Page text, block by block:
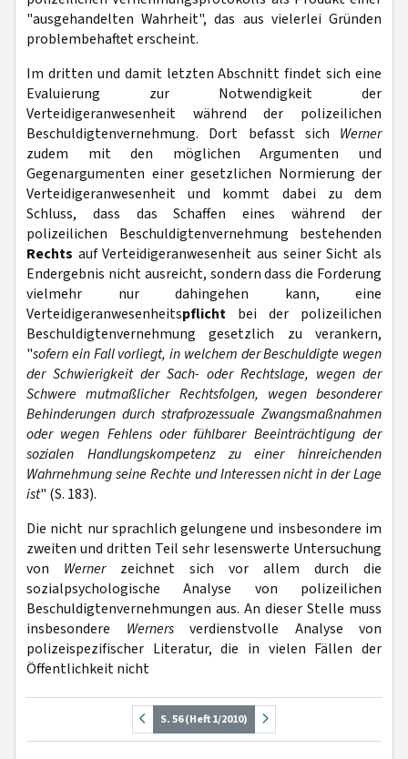
"ausgehandelten Wahrheit", das aus vielerlei Gründen
problembehaftet erscheint.
Im dritten und damit letzten Abschnitt findet sich eine
Evaluierung zur Notwendigkeit der
Verteidigeranwesenheit während der polizeilichen
Beschuldigtenvernehmung. Dort befasst sich Werner
zudem mit den möglichen Argumenten und
Gegenargumenten einer gesetzlichen Normierung der
Verteidigeranwesenheit und kommt dabei zu dem
Schluss, dass das Schaffen eines während der
polizeilichen Beschuldigtenvernehmung bestehenden
Rechts auf Verteidigeranwesenheit aus seiner Sicht als
Endergebnis nicht ausreicht, sondern dass die Forderung
vielmehr nur dahingehen kann, eine
Verteidigeranwesenheitspflicht bei der polizeilichen
Beschuldigtenvernehmung gesetzlich zu verankern,
"sofern ein Fall vorliegt, in welchem der Beschuldigte wegen
der Schwierigkeit der Sach- oder Rechtslage, wegen der
Schwere mutmaßlicher Rechtsfolgen, wegen besonderer
Behinderungen durch strafprozessuale Zwangsmaßnahmen
oder wegen Fehlens oder fühlbarer Beeinträchtigung der
sozialen Handlungskompetenz zu einer hinreichenden
Wahrnehmung seine Rechte und Interessen nicht in der Lage
ist" (S. 183).
Die nicht nur sprachlich gelungene und insbesondere im
zweiten und dritten Teil sehr lesenswerte Untersuchung
von Wernerzeichnet sich vor allem durch die
sozialpsychologische Analyse von polizeilichen
Beschuldigtenvernehmungen aus. An dieser Stelle muss
insbesondere Wernersverdienstvolle Analyse von
polizeispezifischer Literatur, die in vielen Fällen der
Öffentlichkeit nicht
S. 56 (Heft 1/2010)